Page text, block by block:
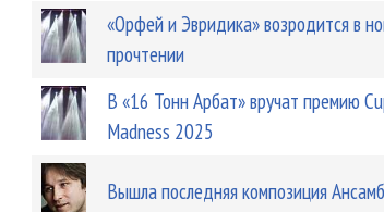
«Орфей и Эвридика» возродится в
прочтении
В «16 Тонн Арбат» вручат премию
Madness 2025
Вышла последняя композиция